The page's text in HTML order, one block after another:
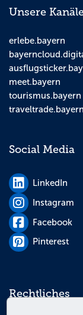
Unsere
erlebe.bayern
meet.bayern
tourismus.bayern
traveltrade.bayern
Social Media
LinkedIn
Instagram
Facebook
Pinterest
Rechtliches